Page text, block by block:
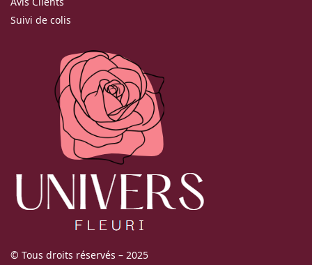
Suivi de colis
© Tous droits réservés – 2025